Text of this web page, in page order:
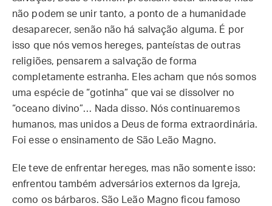
não podem se unir tanto, a ponto de a humanidade
desaparecer, senão não há salvação alguma. É por
isso que nós vemos hereges, panteístas de outras
religiões, pensarem a salvação de forma
completamente estranha. Eles acham que nós somos
uma espécie de “gotinha” que vai se dissolver no
“oceano divino”… Nada disso. Nós continuaremos
humanos, mas unidos a Deus de forma extraordinária.
Foi esse o ensinamento de São Leão Magno.
Ele teve de enfrentar hereges, mas não somente isso:
enfrentou também adversários externos da Igreja,
como os bárbaros. São Leão Magno ficou famoso